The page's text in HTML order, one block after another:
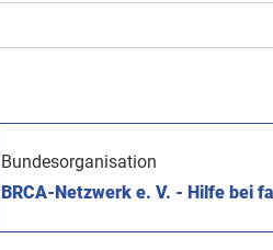
Bundesorganisation
BRCA-Netzwerk e. V. - Hilfe bei